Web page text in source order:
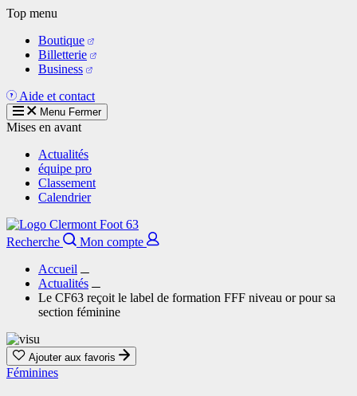
Aller
contenu
principal
Top menu
Boutique
Billetterie
Business
Aide et contact
Menu Fermer
Mises en avant
Actualités
équipe pro
Classement
Calendrier
Recherche
Mon compte
Accueil
Actualités
Le CF63 reçoit le label de formation FFF niveau or pour sa
section féminine
Ajouter aux favoris
Féminines